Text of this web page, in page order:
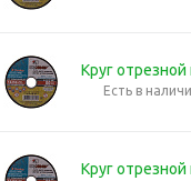
Круг
Есть в
Круг